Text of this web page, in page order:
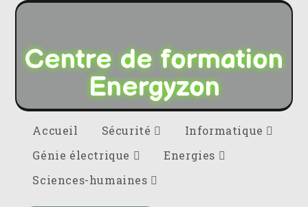
Centre de formation
Energyzon
Accueil Sécurité
Informatique
Génie électrique
Energies
Sciences-humaines